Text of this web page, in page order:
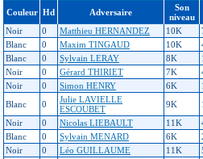
Couleur Hd Adversaire
Son
niveau
Noir
0 Matthieu HERNANDEZ 10K
Blanc
0 Maxim TINGAUD 10K
Blanc
0 Sylvain LERAY 8K
Noir
0 Gérard THIRIET 7K
Noir
0 Simon HENRY 6K
Blanc
0
Julie LAVIELLE
ESCOUBET
9K
Noir
0 Nicolas LIEBAULT 11K
Blanc
0 Sylvain MENARD 6K
Noir
0 Léo GUILLAUME 11K